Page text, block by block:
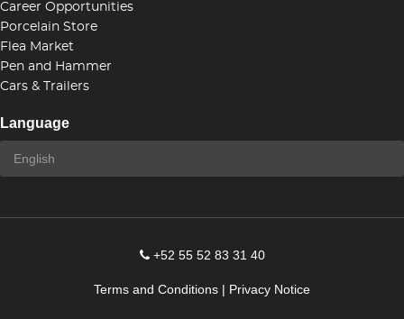
Career Opportunities
Porcelain Store
Flea Market
Pen and Hammer
Cars & Trailers
Language
+52 55 52 83 31 40
Terms and Conditions | Privacy Notice